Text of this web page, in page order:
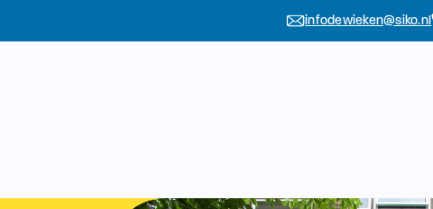
infodewieken@siko.nl